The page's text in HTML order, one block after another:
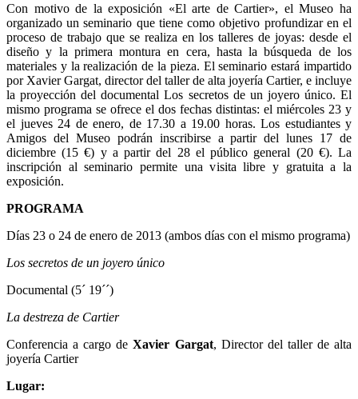
Con motivo de la exposición «El arte de Cartier», el Museo ha
organizado un seminario que tiene como objetivo profundizar en el
proceso de trabajo que se realiza en los talleres de joyas: desde el
diseño y la primera montura en cera, hasta la búsqueda de los
materiales y la realización de la pieza. El seminario estará impartido
por Xavier Gargat, director del taller de alta joyería Cartier, e incluye
la proyección del documental Los secretos de un joyero único. El
mismo programa se ofrece el dos fechas distintas: el miércoles 23 y
el jueves 24 de enero, de 17.30 a 19.00 horas. Los estudiantes y
Amigos del Museo podrán inscribirse a partir del lunes 17 de
diciembre (15 €) y a partir del 28 el público general (20 €). La
inscripción al seminario permite una visita libre y gratuita a la
exposición.
PROGRAMA
Días 23 o 24 de enero de 2013 (ambos días con el mismo programa)
Los secretos de un joyero único
Documental (5´ 19´´)
La destreza de Cartier
Conferencia a cargo de Xavier Gargat, Director del taller de alta
joyería Cartier
Lugar: